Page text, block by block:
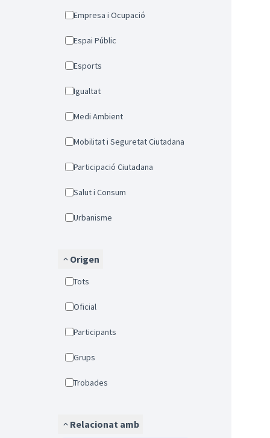
Empresa i Ocupació
Espai Públic
Esports
Igualtat
Medi Ambient
Mobilitat i Seguretat Ciutadana
Participació Ciutadana
Salut i Consum
Urbanisme
Origen
Tots
Oficial
Participants
Grups
Trobades
Relacionat amb